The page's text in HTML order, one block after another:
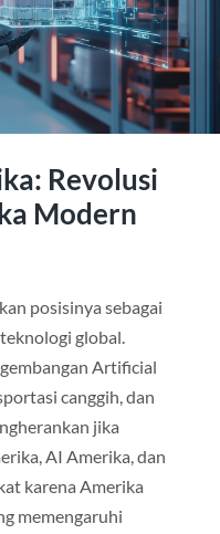
Revolusi
Modern
posisinya sebagai
global.
Artificial
canggih, dan
jika
AI Amerika, dan
karena Amerika
memengaruhi